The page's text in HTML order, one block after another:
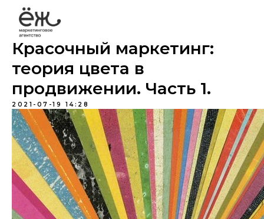
Красочный маркетинг:
теория цвета в
продвижении. Часть 1.
2021-07-19 14:28